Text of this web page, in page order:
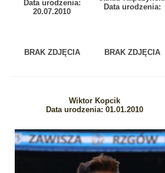
Data urodzenia:
20.07.2010
Data urodzenia:
BRAK ZDJĘCIA BRAK ZDJĘCIA
Wiktor Kopcik
Data urodzenia: 01.01.2010